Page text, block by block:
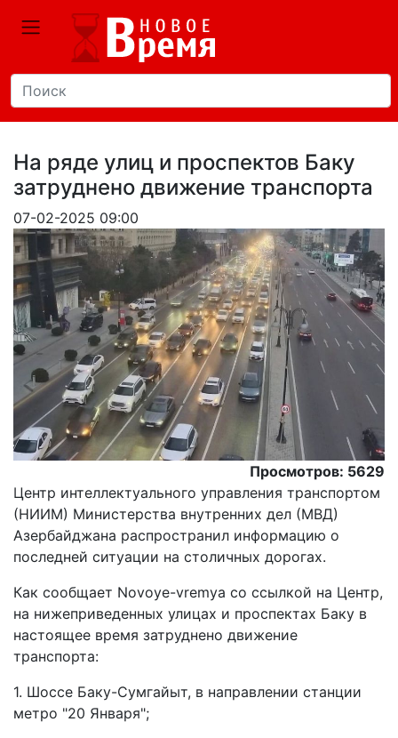
На ряде улиц и проспектов Баку
затруднено движение транспорта
07-02-2025 09:00
Просмотров: 5629
Центр интеллектуального управления транспортом
(НИИМ) Министерства внутренних дел (МВД)
Азербайджана распространил информацию о
последней ситуации на столичных дорогах.
Как сообщает Novoye-vremya со ссылкой на Центр,
на нижеприведенных улицах и проспектах Баку в
настоящее время затруднено движение
транспорта:
1. Шоссе Баку-Сумгайыт, в направлении станции
метро "20 Января";